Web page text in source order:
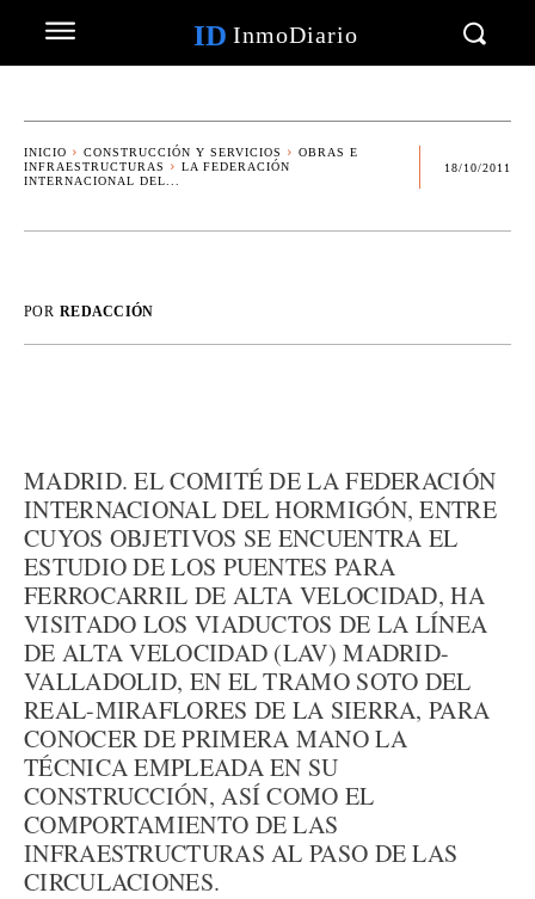
ID InmoDiario
INICIO CONSTRUCCIÓN Y SERVICIOS
OBRAS E
INFRAESTRUCTURAS
LA FEDERACIÓN
INTERNACIONAL DEL...
18/10/2011
POR REDACCIÓN
MADRID. EL COMITÉ DE LA FEDERACIÓN
INTERNACIONAL DEL HORMIGÓN, ENTRE
CUYOS OBJETIVOS SE ENCUENTRA EL
ESTUDIO DE LOS PUENTES PARA
FERROCARRIL DE ALTA VELOCIDAD, HA
VISITADO LOS VIADUCTOS DE LA LÍNEA
DE ALTA VELOCIDAD (LAV) MADRID-
VALLADOLID, EN EL TRAMO SOTO DEL
REAL-MIRAFLORES DE LA SIERRA, PARA
CONOCER DE PRIMERA MANO LA
TÉCNICA EMPLEADA EN SU
CONSTRUCCIÓN, ASÍ COMO EL
COMPORTAMIENTO DE LAS
INFRAESTRUCTURAS AL PASO DE LAS
CIRCULACIONES.